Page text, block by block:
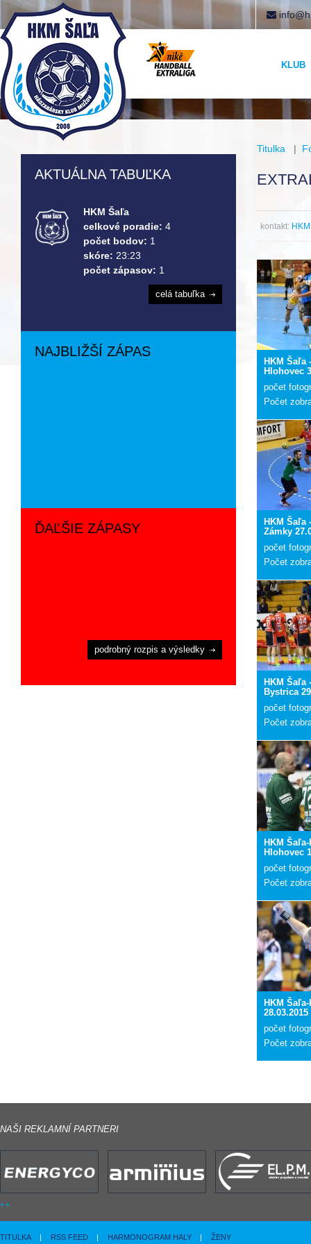
KLUB
Titulka |
kontakt:
HKM Šaľa
Hlohovec
počet
Počet
HKM Šaľa
Zámky
počet
Počet
HKM Šaľa
Bystrica
počet
Počet
HKM
Hlohovec
počet
Počet
HKM
28.03.2015
počet
Počet
AKTUÁLNA TABUĽKA
HKM Šaľa
celkové poradie: 4
počet bodov: 1
skóre: 23:23
počet zápasov: 1
celá tabuľka
NAJBLIŽŠÍ ZÁPAS
ĎAĽŠIE ZÁPASY
podrobný rozpis a výsledky
NAŠI REKLAMNÍ PARTNERI
TITULKA | RSS FEED | HARMONOGRAM HALY | ŽENY